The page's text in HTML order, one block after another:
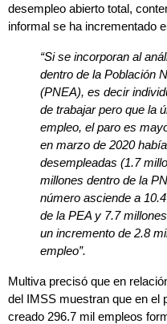
desempleo abierto total,
informal se ha incrementado
“Si se incorporan al
dentro de la Población
(PNEA), es decir
de trabajar pero que la
empleo, el paro es
en marzo de 2020
desempleadas (1.7
millones dentro de la
número asciende a
de la PEA y 7.7
un incremento de 2.8
empleo”.
Multiva precisó que en
del IMSS muestran que en el
creado 296.7 mil empleos